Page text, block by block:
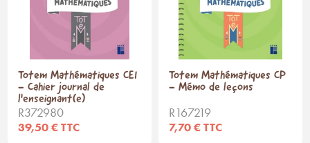
Totem Mathématiques CE1
- Cahier journal de
l'enseignant(e)
R372980
39,50 € TTC
Totem Mathématiques CP
- Mémo de leçons
R167219
7,70 € TTC